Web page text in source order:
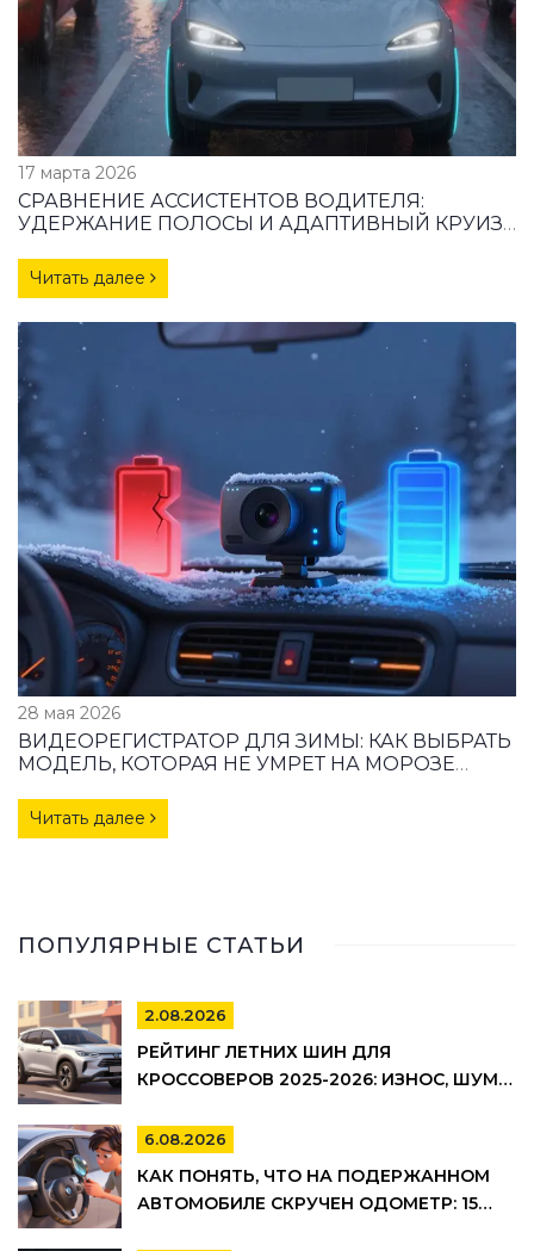
17 марта 2026
СРАВНЕНИЕ АССИСТЕНТОВ ВОДИТЕЛЯ:
УДЕРЖАНИЕ ПОЛОСЫ И АДАПТИВНЫЙ КРУИЗ
Читать далее
28 мая 2026
ВИДЕОРЕГИСТРАТОР ДЛЯ ЗИМЫ: КАК ВЫБРАТЬ
МОДЕЛЬ, КОТОРАЯ НЕ УМРЕТ НА МОРОЗЕ
Читать далее
ПОПУЛЯРНЫЕ СТАТЬИ
2.08.2026
РЕЙТИНГ ЛЕТНИХ ШИН ДЛЯ
КРОССОВЕРОВ 2025-2026: ИЗНОС, ШУМ И
6.08.2026
КАК ПОНЯТЬ, ЧТО НА ПОДЕРЖАННОМ
АВТОМОБИЛЕ СКРУЧЕН ОДОМЕТР: 15